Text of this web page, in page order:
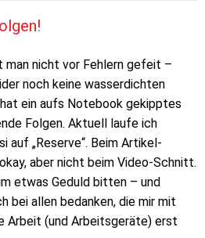
man nicht vor Fehlern gefeit –
noch keine wasserdichten
ein aufs Notebook gekipptes
Folgen. Aktuell laufe ich
auf „Reserve“. Beim Artikel-
aber nicht beim Video-Schnitt.
etwas Geduld bitten – und
bei allen bedanken, die mir mit
Arbeit (und Arbeitsgeräte) erst